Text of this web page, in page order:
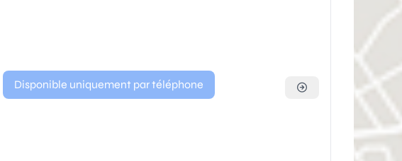
Disponible uniquement par téléphone